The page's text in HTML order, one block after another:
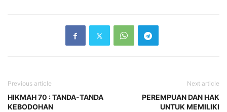
Previous article
HIKMAH 70 : TANDA-TANDA
KEBODOHAN
Next article
PEREMPUAN DAN HAK
UNTUK MEMILIKI